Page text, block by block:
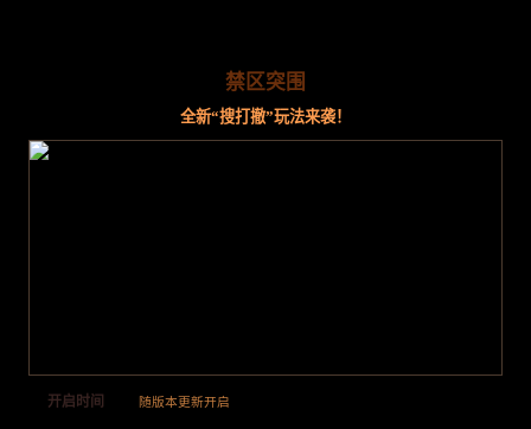
禁区突围
全新“搜打撤”玩法来袭！
开启时间 随版本更新开启